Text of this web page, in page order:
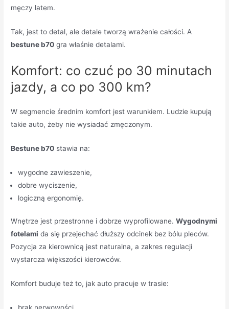
męczy latem.
Tak, jest to detal, ale detale tworzą wrażenie całości. A
bestune b70 gra właśnie detalami.
Komfort: co czuć po 30 minutach
jazdy, a co po 300 km?
W segmencie średnim komfort jest warunkiem. Ludzie kupują
takie auto, żeby nie wysiadać zmęczonym.
Bestune b70 stawia na:
wygodne zawieszenie,
dobre wyciszenie,
logiczną ergonomię.
Wnętrze jest przestronne i dobrze wyprofilowane.Wygodnymi
fotelami da się przejechać dłuższy odcinek bez bólu pleców.
Pozycja za kierownicą jest naturalna, a zakres regulacji
wystarcza większości kierowców.
Komfort buduje też to, jak auto pracuje w trasie: